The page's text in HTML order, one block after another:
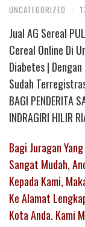
UNCATEGORIZED ·
Jual AG Sereal
Cereal Online Di
Diabetes |
Sudah
BAGI PENDERITA
INDRAGIRI HILIR
Bagi Juragan
Sangat Mudah,
Kepada Kami,
Ke Alamat
Kota Anda. Kami